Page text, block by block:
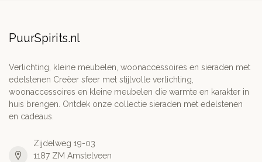
PuurSpirits.nl
Verlichting, kleine meubelen, woonaccessoires en sieraden met
edelstenen Creëer sfeer met stijlvolle verlichting,
woonaccessoires en kleine meubelen die warmte en karakter in
huis brengen. Ontdek onze collectie sieraden met edelstenen
en cadeaus.
Zijdelweg 19-03
1187 ZM Amstelveen